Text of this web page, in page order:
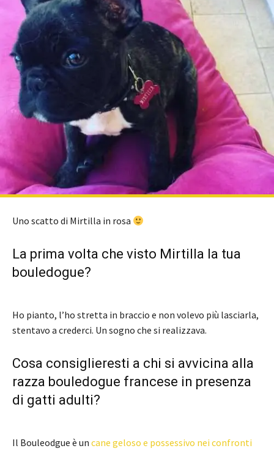
Uno scatto di Mirtilla in rosa
La prima volta che visto Mirtilla la tua
bouledogue?
Ho pianto, l’ho stretta in braccio e non volevo più lasciarla,
stentavo a crederci. Un sogno che si realizzava.
Cosa consiglieresti a chi si avvicina alla
razza bouledogue francese in presenza
di gatti adulti?
Il Bouleodgue è un cane geloso e possessivo nei confronti